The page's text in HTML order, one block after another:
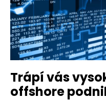
Trápí vás
offshore